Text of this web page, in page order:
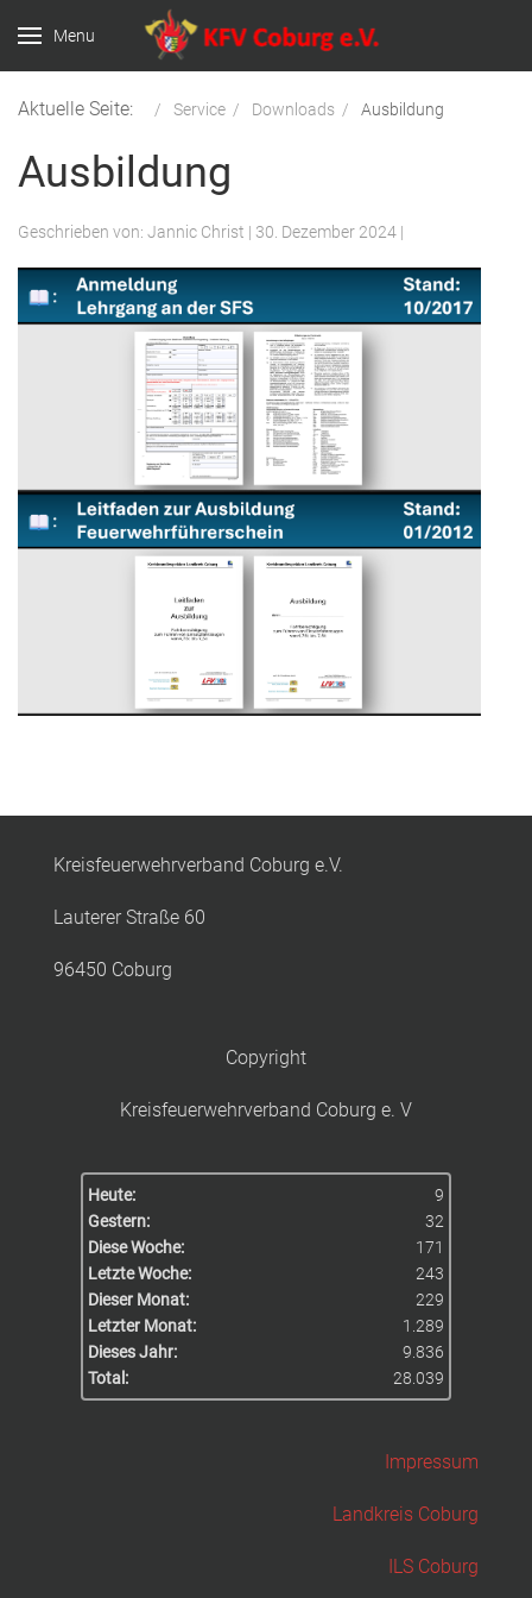
Menu
Aktuelle Seite: Service Downloads Ausbildung
Ausbildung
Geschrieben von: Jannic Christ | 30. Dezember 2024 |
Kreisfeuerwehrverband Coburg e.V.
Lauterer Straße 60
96450 Coburg
Copyright
Kreisfeuerwehrverband Coburg e. V
Heute:
9
Gestern:
32
Diese Woche:
171
Letzte Woche:
243
Dieser Monat:
229
Letzter Monat:
1.289
Dieses Jahr:
9.836
Total:
28.039
Impressum
Landkreis Coburg
ILS Coburg